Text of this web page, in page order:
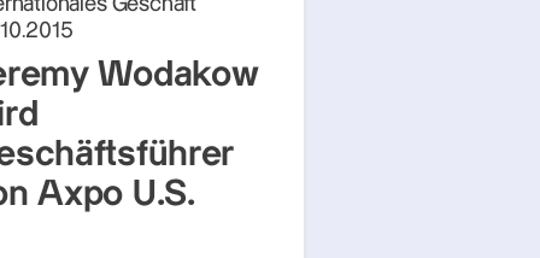
Wodakow
Axpo U.S.